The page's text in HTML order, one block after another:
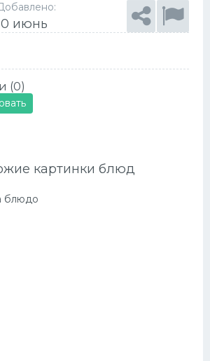
июнь
(0)
картинки блюд